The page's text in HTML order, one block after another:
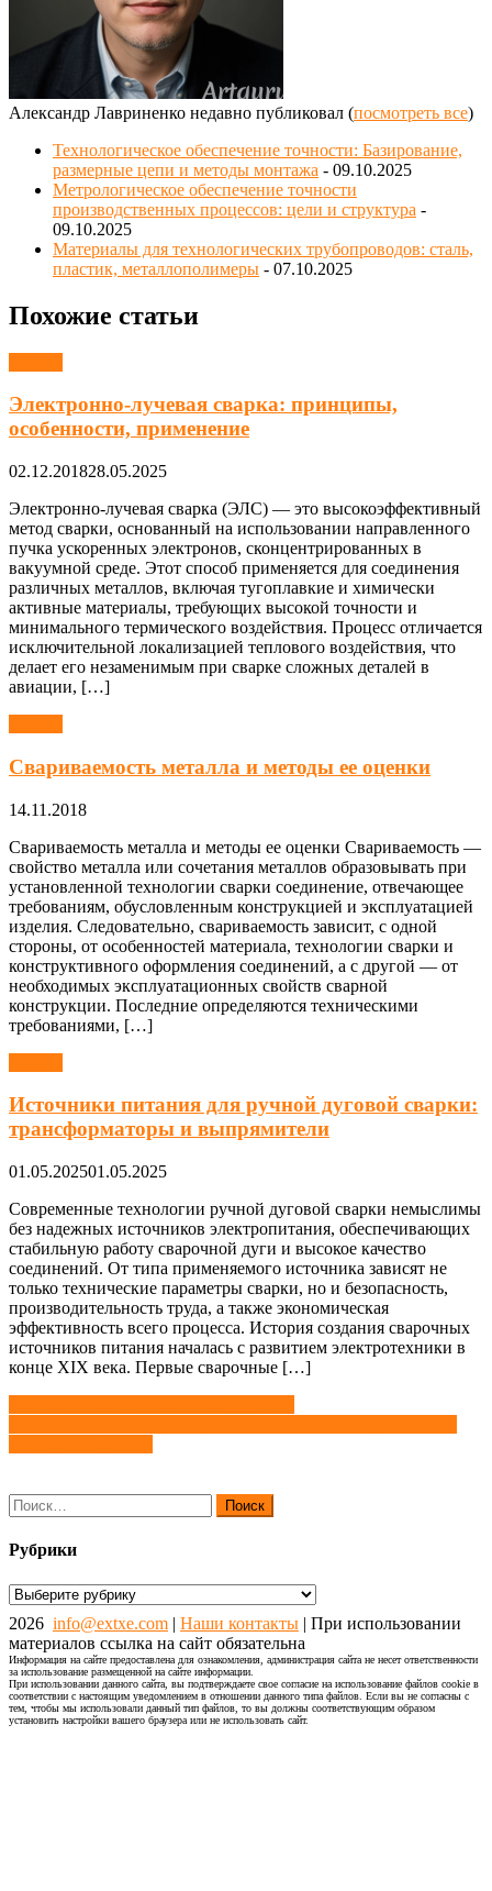
Александр Лавриненко недавно публиковал (посмотреть все)
Технологическое обеспечение точности: Базирование,
размерные цепи и методы монтажа - 09.10.2025
Метрологическое обеспечение точности
производственных процессов: цели и структура -
09.10.2025
Материалы для технологических трубопроводов: сталь,
пластик, металлополимеры - 07.10.2025
Похожие статьи
Электронно-лучевая сварка: принципы,
особенности, применение
02.12.201828.05.2025
Электронно-лучевая сварка (ЭЛС) — это высокоэффективный
метод сварки, основанный на использовании направленного
пучка ускоренных электронов, сконцентрированных в
вакуумной среде. Этот способ применяется для соединения
различных металлов, включая тугоплавкие и химически
активные материалы, требующих высокой точности и
минимального термического воздействия. Процесс отличается
исключительной локализацией теплового воздействия, что
делает его незаменимым при сварке сложных деталей в
авиации, […]
Свариваемость металла и методы ее оценки
14.11.2018
Свариваемость металла и методы ее оценки Свариваемость —
свойство металла или сочетания металлов образовывать при
установленной технологии сварки соединение, отвечающее
требованиям, обусловленным конструкцией и эксплуатацией
изделия. Следовательно, свариваемость зависит, с одной
стороны, от особенностей материала, технологии сварки и
конструктивного оформления соединений, а с другой — от
необходимых эксплуатационных свойств сварной
конструкции. Последние определяются техническими
требованиями, […]
Источники питания для ручной дуговой сварки:
трансформаторы и выпрямители
01.05.202501.05.2025
Современные технологии ручной дуговой сварки немыслимы
без надежных источников электропитания, обеспечивающих
стабильную работу сварочной дуги и высокое качество
соединений. От типа применяемого источника зависят не
только технические параметры сварки, но и безопасность,
производительность труда, а также экономическая
эффективность всего процесса. История создания сварочных
источников питания началась с развитием электротехники в
конце XIX века. Первые сварочные […]
Навигация
по
Найти:
Рубрики
Рубрики
2026 info@extxe.com | Наши контакты | При использовании
материалов ссылка на сайт обязательна
Информация на сайте предоставлена для ознакомления, администрация сайта не несет ответственности
за использование размещенной на сайте информации.
При использовании данного сайта, вы подтверждаете свое согласие на использование файлов cookie в
соответствии с настоящим уведомлением в отношении данного типа файлов. Если вы не согласны с
тем, чтобы мы использовали данный тип файлов, то вы должны соответствующим образом
установить настройки вашего браузера или не использовать сайт.